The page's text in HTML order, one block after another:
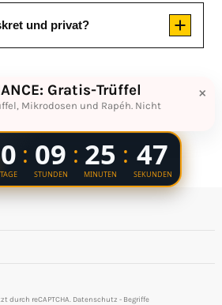
und privat?
Gratis-Trüffel
Mikrodosen und Rapéh. Nicht
×
durch reCAPTCHA. Datenschutz - Begriffe